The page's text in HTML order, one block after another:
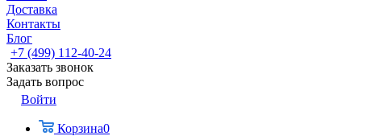
Доставка
Контакты
Блог
+7 (499) 112-40-24
Заказать звонок
Задать вопрос
Войти
Корзина0